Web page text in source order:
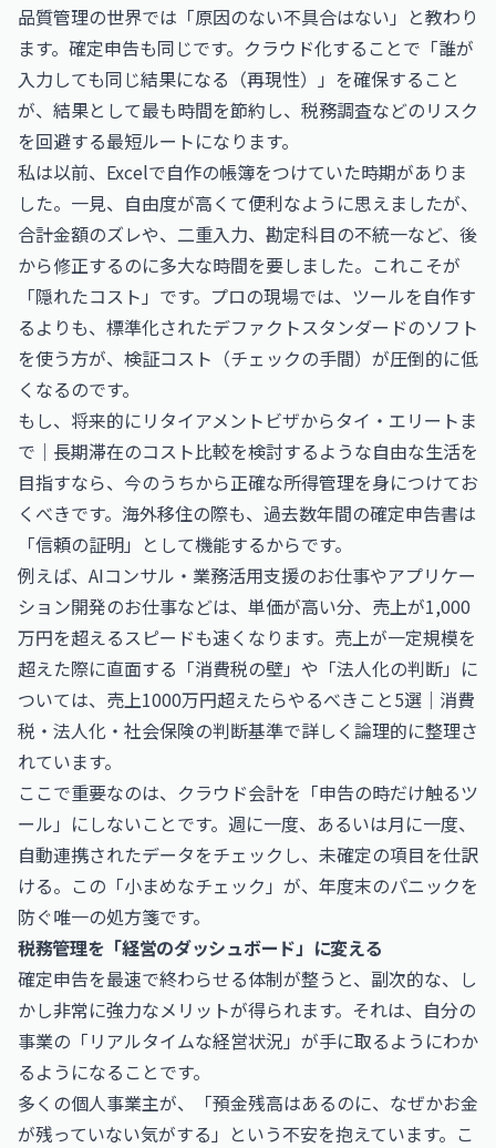
品質管理の世界では「原因のない不具合はない」と教わり
ます。確定申告も同じです。クラウド化することで「誰が
入力しても同じ結果になる（再現性）」を確保すること
が、結果として最も時間を節約し、税務調査などのリスク
を回避する最短ルートになります。
私は以前、Excelで自作の帳簿をつけていた時期がありま
した。一見、自由度が高くて便利なように思えましたが、
合計金額のズレや、二重入力、勘定科目の不統一など、後
から修正するのに多大な時間を要しました。これこそが
「隠れたコスト」です。プロの現場では、ツールを自作す
るよりも、標準化されたデファクトスタンダードのソフト
を使う方が、検証コスト（チェックの手間）が圧倒的に低
くなるのです。
もし、将来的にリタイアメントビザからタイ・エリートま
で｜長期滞在のコスト比較を検討するような自由な生活を
目指すなら、今のうちから正確な所得管理を身につけてお
くべきです。海外移住の際も、過去数年間の確定申告書は
「信頼の証明」として機能するからです。
例えば、 AIコンサル・業務活用支援のお仕事やアプリケー
ション開発のお仕事などは、単価が高い分、売上が1,000
万円を超えるスピードも速くなります。売上が一定規模を
超えた際に直面する「消費税の壁」や「法人化の判断」に
ついては、 売上1000万円超えたらやるべきこと5選｜消費
税・法人化・社会保険の判断基準で詳しく論理的に整理さ
れています。
ここで重要なのは、クラウド会計を「申告の時だけ触るツ
ール」にしないことです。週に一度、あるいは月に一度、
自動連携されたデータをチェックし、未確定の項目を仕訳
ける。この「小まめなチェック」が、年度末のパニックを
防ぐ唯一の処方箋です。
税務管理を「経営のダッシュボード」に変える
確定申告を最速で終わらせる体制が整うと、副次的な、し
かし非常に強力なメリットが得られます。それは、自分の
事業の「リアルタイムな経営状況」が手に取るようにわか
るようになることです。
多くの個人事業主が、「預金残高はあるのに、なぜかお金
が残っていない気がする」という不安を抱えています。こ